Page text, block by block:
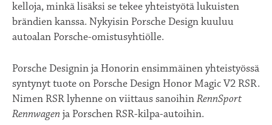
kelloja, minkä lisäksi se tekee yhteistyötä lukuisten
brändien kanssa. Nykyisin Porsche Design kuuluu
autoalan Porsche-omistusyhtiölle.
Porsche Designin ja Honorin ensimmäinen yhteistyössä
syntynyt tuote on Porsche Design Honor Magic V2 RSR.
Nimen RSR lyhenne on viittaus sanoihinRennSport
Rennwagen ja Porschen RSR-kilpa-autoihin.